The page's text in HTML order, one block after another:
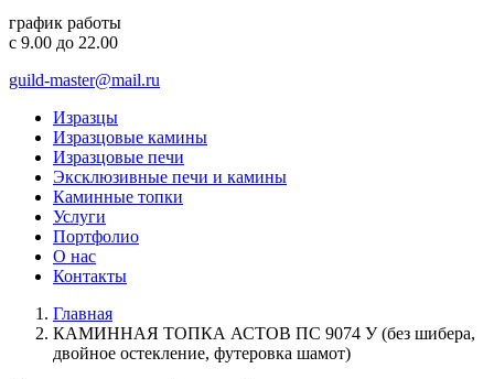
график работы
с 9.00 до 22.00
guild-master@mail.ru
Изразцы
Изразцовые камины
Изразцовые печи
Эксклюзивные печи и камины
Каминные топки
Услуги
Портфолио
О нас
Контакты
Главная
КАМИННАЯ ТОПКА АСТОВ ПС 9074 У (без шибера,
двойное остекление, футеровка шамот)